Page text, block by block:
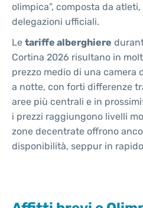
olimpica”, composta da
delegazioni ufficiali.
Le tariffe alberghiere
Cortina 2026 risultano in
prezzo medio di una camera
a notte, con forti differenze
aree più centrali e in
i prezzi raggiungono livelli
zone decentrate offrono
disponibilità, seppur in